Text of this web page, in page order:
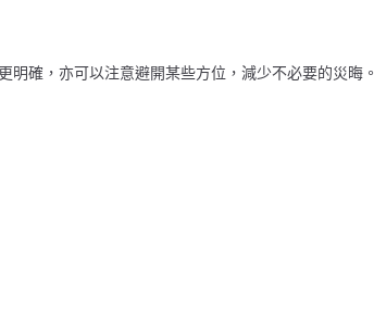
確，亦可以注意避開某些方位，減少不必要的災晦。